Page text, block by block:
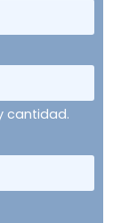
cantidad.